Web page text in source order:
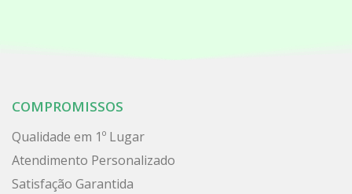
COMPROMISSOS
Qualidade em 1º Lugar
Atendimento Personalizado
Satisfação Garantida